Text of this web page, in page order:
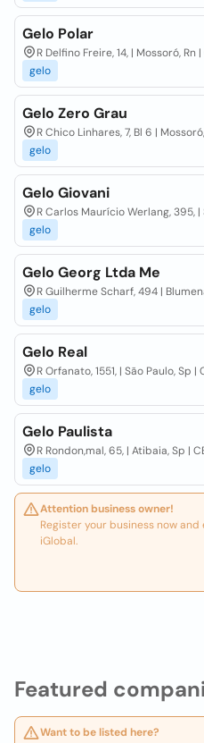
Featured
Want to be listed here?
Gelo Polar
R Delfino Freire, 14, | Mossoró, Rn
gelo
Gelo Zero Grau
R Chico Linhares, 7, Bl 6 |
gelo
Gelo Giovani
R Carlos Maurício Werlang, 395,
gelo
Gelo Georg Ltda Me
R Guilherme Scharf, 494 |
gelo
Gelo Real
R Orfanato, 1551, | São Paulo, Sp |
gelo
Gelo Paulista
R Rondon,mal, 65, | Atibaia, Sp |
gelo
Attention business owner!
Register your business now
iGlobal.